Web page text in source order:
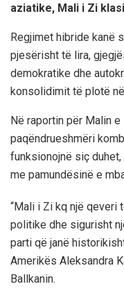
aziatike, Mali i Zi
Regjimet hibride kanë
pjesërisht të lira,
demokratike dhe
konsolidimit të plotë
Në raportin për Malin
paqëndrueshmëri
funksionojnë siç
me pamundësinë e
“Mali i Zi kq një qeveri
politike dhe sigurisht
parti që janë
Amerikës Aleksandra
Ballkanin.